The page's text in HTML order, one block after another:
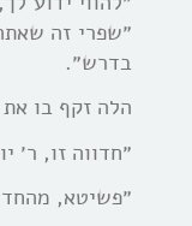
״שפרי זה
בדרש״.
הלה זקף בו את
״חדווה זו, ר׳
״פשיטא,